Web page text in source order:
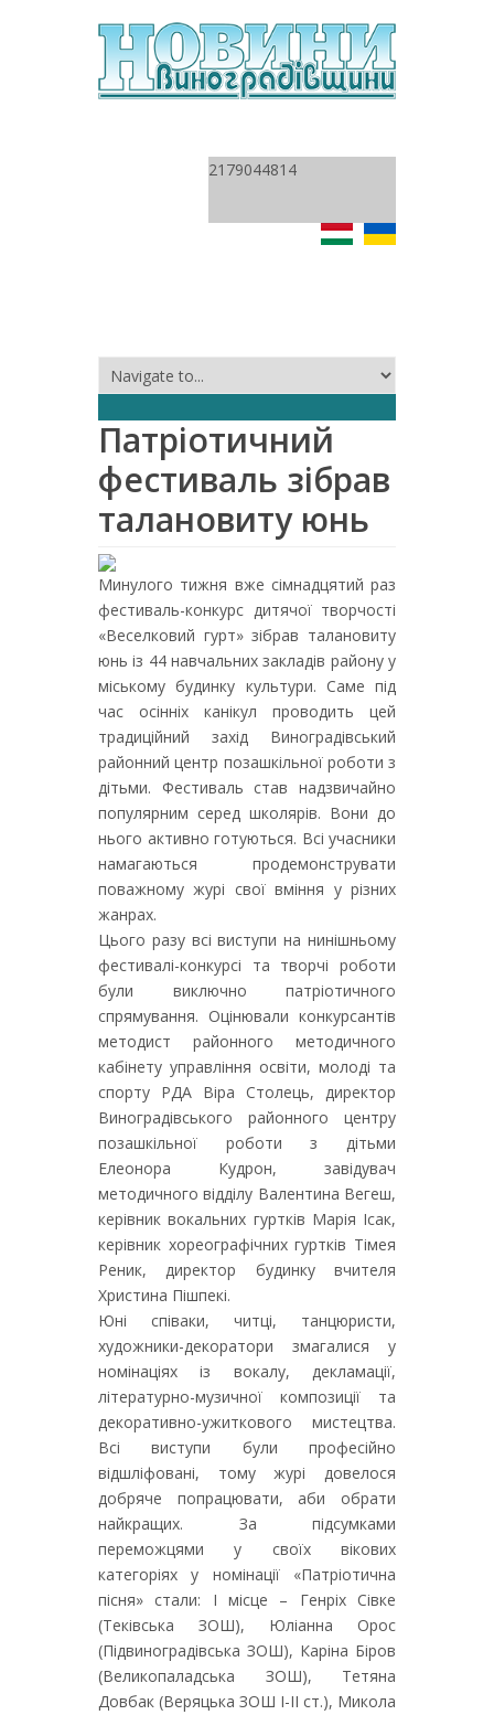
2179044814
Патріотичний
фестиваль зібрав
талановиту юнь
Минулого тижня вже сімнадцятий раз
фестиваль-конкурс дитячої творчості
«Веселковий гурт» зібрав талановиту
юнь із 44 навчальних закладів району у
міському будинку культури. Саме під
час осінніх канікул проводить цей
традиційний захід Виноградівський
районний центр позашкільної роботи з
дітьми. Фестиваль став надзвичайно
популярним серед школярів. Вони до
нього активно готуються. Всі учасники
намагаються продемонструвати
поважному журі свої вміння у різних
жанрах.
Цього разу всі виступи на нинішньому
фестивалі-конкурсі та творчі роботи
були виключно патріотичного
спрямування. Оцінювали конкурсантів
методист районного методичного
кабінету управління освіти, молоді та
спорту РДА Віра Столець, директор
Виноградівського районного центру
позашкільної роботи з дітьми
Елеонора Кудрон, завідувач
методичного відділу Валентина Вегеш,
керівник вокальних гуртків Марія Ісак,
керівник хореографічних гуртків Тімея
Реник, директор будинку вчителя
Христина Пішпекі.
Юні співаки, читці, танцюристи,
художники-декоратори змагалися у
номінаціях із вокалу, декламації,
літературно-музичної композиції та
декоративно-ужиткового мистецтва.
Всі виступи були професійно
відшліфовані, тому журі довелося
добряче попрацювати, аби обрати
найкращих. За підсумками
переможцями у своїх вікових
категоріях у номінації «Патріотична
пісня» стали: І місце – Генріх Сівке
(Теківська ЗОШ), Юліанна Орос
(Підвиноградівська ЗОШ), Каріна Біров
(Великопаладська ЗОШ), Тетяна
Довбак (Веряцька ЗОШ І-ІІ ст.), Микола